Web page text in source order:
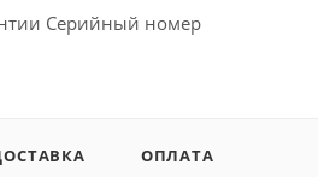
Серийный номер
ОПЛАТА